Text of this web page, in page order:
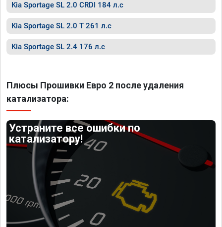
Kia Sportage SL 2.0 CRDI 184 л.с
Kia Sportage SL 2.0 T 261 л.с
Kia Sportage SL 2.4 176 л.с
Плюсы Прошивки Евро 2 после удаления
катализатора:
Устраните все ошибки по
катализатору!